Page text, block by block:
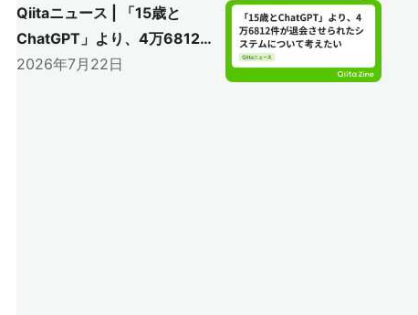
求められるスキルとは？
Qiitaニュース | 「15歳と
ChatGPT」より、4万6812件
が退会させられたシステムにつ
2026年7月22日